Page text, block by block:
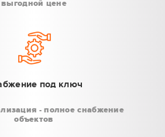
выгодной цене
под ключ
- полное снабжение
объектов